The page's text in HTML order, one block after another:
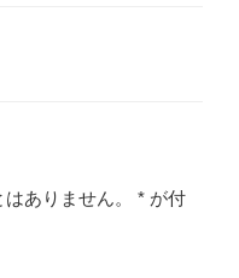
ありません。 * が付